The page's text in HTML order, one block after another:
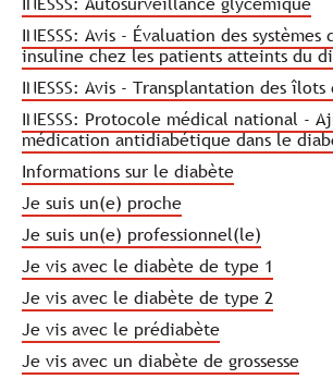
INESSS: Avis - Évaluation des systèmes
insuline chez les patients atteints du
INESSS: Avis - Transplantation des îlots
INESSS: Protocole médical national -
médication antidiabétique dans le
Informations sur le diabète
Je suis un(e) proche
Je suis un(e) professionnel(le)
Je vis avec le diabète de type 1
Je vis avec le diabète de type 2
Je vis avec le prédiabète
Je vis avec un diabète de grossesse